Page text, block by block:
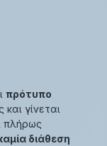
πρότυπο
γίνεται
πλήρως
διάθεση